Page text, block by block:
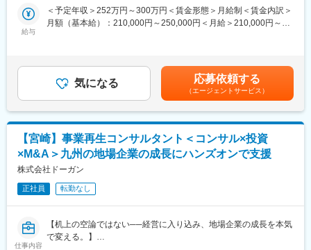
「トレーニーチャレンジ」などの研修制度が充実しており、スキ
ル習熟度に応じた研修や専門性の高い業務への人材配置が行われ
■事業安定性：
地域に密着した銀行として、地元企業からの信頼を得ており、安
定した基盤を持っています。地域特性を生かした先進的な取り組
り、将来的な成長が期待されます◎
変更の範囲：会社の定める業務
・納税協会
・法人会
・事業継続対策
・万が一のリスク対策
（1）知人・親族への営業なし：個人向け営業ではなく法人向け営
業のため、家族や友人への勧誘はありません。
（2）提携団体との安定した営業基盤：商工会議所や納税協会など
との提携により、営業活動を行いやすい環境が整っています。
（3）未経験から専門知識を習得：入社後3年間を育成期間とし、
研修／ロールプレイング／同行営業／eラーニングなど充実した育
成体制を用意しています。
■働き方：
完全週休2日制（土日祝）／年間休日120日以上／平均有給取得
24.9日／転勤なし／17:15定時／残業ほぼなし
範囲：会社の定める事業所
給与
＜予定年収＞252万円～300万円＜賃金形態＞月給制＜賃金内訳＞
月額（基本給）：210,000円～250,000円＜月給＞210,000円～
も目安の金額であり、選考を通じて上下する可能性があります。
月給(月額)は固定手当を含めた表記です。
気になる 応募依頼する
（エージェントサービス）
【宮崎】事業再生コンサルタント＜コンサル×投資
×M&A＞九州の地場企業の成長にハンズオンで支援
株式会社ドーガン
正社員 転勤なし
仕事内容
【机上の空論ではない──経営に入り込み、地場企業の成長を本気
で変える。】